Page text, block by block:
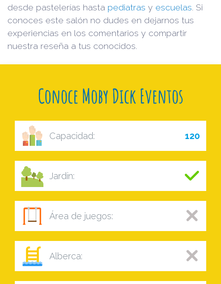
desde pastelerías hasta pediatras y escuelas . Si
conoces este salón no dudes en dejarnos tus
experiencias en los comentarios y compartir
nuestra reseña a tus conocidos.
Conoce Moby Dick Eventos
Capacidad: 120
Jardín:
Área de juegos:
Alberca: